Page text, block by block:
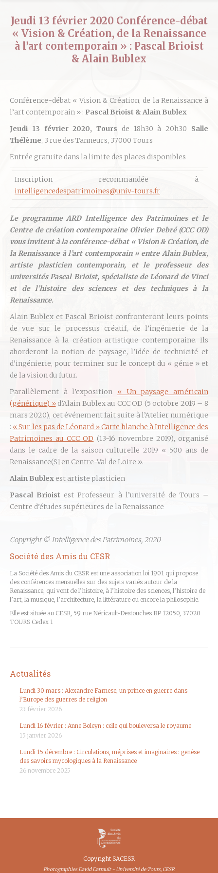
Jeudi 13 février 2020 Conférence-débat
« Vision & Création, de la Renaissance
à l’art contemporain » : Pascal Brioist
& Alain Bublex
Conférence-débat « Vision & Création, de la Renaissance à
l’art contemporain » : Pascal Brioist & Alain Bublex
Jeudi 13 février 2020, Tours de 18h30 à 20h30 Salle
Thélème, 3 rue des Tanneurs, 37000 Tours
Entrée gratuite dans la limite des places disponibles
Inscription recommandée à
intelligencedespatrimoines@univ-tours.fr
Le programme ARD Intelligence des Patrimoines et le
Centre de création contemporaine Olivier Debré (CCC OD)
vous invitent à la conférence-débat « Vision & Création, de
la Renaissance à l’art contemporain » entre Alain Bublex,
artiste plasticien contemporain, et le professeur des
universités Pascal Brioist, spécialiste de Léonard de Vinci
et de l’histoire des sciences et des techniques à la
Renaissance.
Alain Bublex et Pascal Brioist confronteront leurs points
de vue sur le processus créatif, de l’ingénierie de la
Renaissance à la création artistique contemporaine. Ils
aborderont la notion de paysage, l’idée de technicité et
d’ingénierie, pour terminer sur le concept du « génie » et
de la vision du futur.
Parallèlement à l’exposition « Un paysage américain
(générique) »d’Alain Bublex au CCC OD (5 octobre 2019 –8
mars 2020), cet événement fait suite à l’Atelier numérique
: « Sur les pas de Léonard » Carte blanche à Intelligence des
Patrimoines au CCC OD (13-16 novembre 2019), organisé
dans le cadre de la saison culturelle 2019 « 500 ans de
Renaissance(S] en Centre-Val de Loire ».
Alain Bublexest artiste plasticien
Pascal Brioist est Professeur à l’université de Tours –
Centre d’études supérieures de la Renaissance
Copyright © Intelligence des Patrimoines, 2020
Société des Amis du CESR
La Société des Amis du CESR est une association loi 1901 qui propose
des conférences mensuelles sur des sujets variés autour de la
Renaissance, qui vont de l’histoire, à l’histoire des sciences, l’histoire de
l’art, la musique, l’architecture, la littérature ou encore la philosophie.
Elle est située au CESR, 59 rue Néricault-Destouches BP 12050, 37020
TOURS Cedex 1
Actualités
Lundi 30 mars : Alexandre Farnese, un prince en guerre dans
l’Europe des guerres de religion
23 février 2026
Lundi 16 février : Anne Boleyn : celle qui bouleversa le royaume
15 janvier 2026
Lundi 15 décembre : Circulations, méprises et imaginaires : genèse
des savoirs mycologiques à la Renaissance
26 novembre 2025
Copyright SACESR
Photographies David Darrault - Université de Tours, CESR